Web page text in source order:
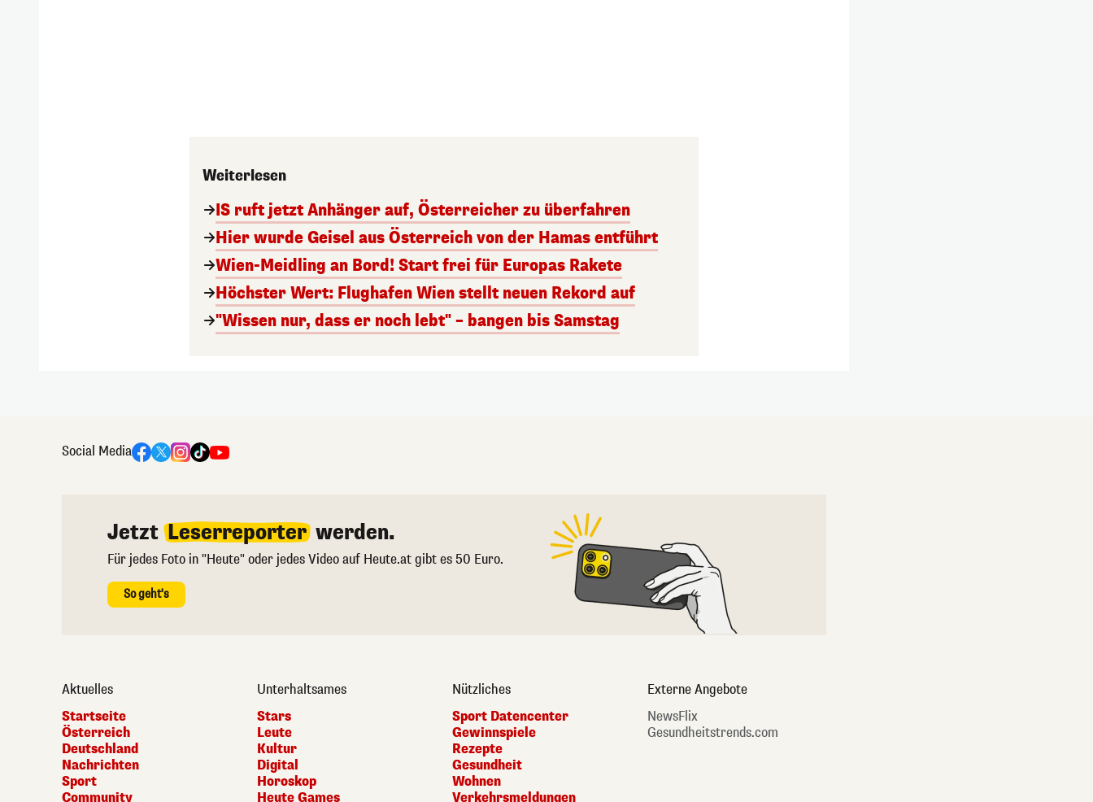
Weiterlesen
IS ruft jetzt Anhänger auf, Österreicher zu überfahren
Hier wurde Geisel aus Österreich von der Hamas entführt
Wien-Meidling an Bord! Start frei für Europas Rakete
Höchster Wert: Flughafen Wien stellt neuen Rekord auf
"Wissen nur, dass er noch lebt" – bangen bis Samstag
Social Media
Jetzt Leserreporter werden.
Für jedes Foto in "Heute" oder jedes Video auf Heute.at gibt es 50 Euro.
So geht's
Aktuelles
Startseite
Österreich
Deutschland
Nachrichten
Sport
Community
Unterhaltsames
Stars
Leute
Kultur
Digital
Horoskop
Heute Games
Nützliches
Sport Datencenter
Gewinnspiele
Rezepte
Gesundheit
Wohnen
Verkehrsmeldungen
Externe Angebote
NewsFlix
Gesundheitstrends.com